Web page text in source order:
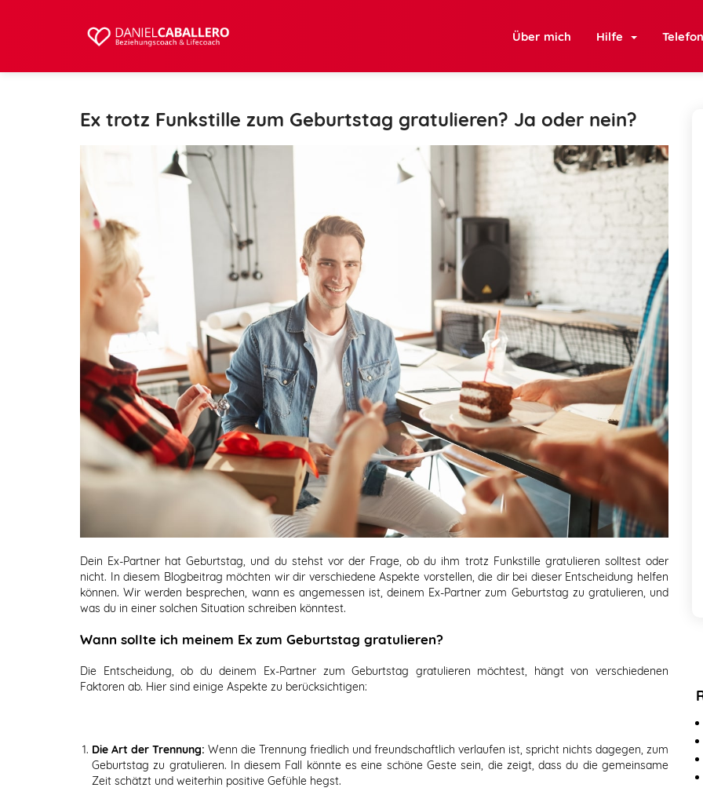
Über mich Hilfe
Ex trotz Funkstille zum Geburtstag gratulieren? Ja oder nein?
Dein Ex-Partner hat Geburtstag, und du stehst vor der Frage, ob du ihm trotz Funkstille gratulieren solltest oder
nicht. In diesem Blogbeitrag möchten wir dir verschiedene Aspekte vorstellen, die dir bei dieser Entscheidung helfen
können. Wir werden besprechen, wann es angemessen ist, deinem Ex-Partner zum Geburtstag zu gratulieren, und
was du in einer solchen Situation schreiben könntest.
Wann sollte ich meinem Ex zum Geburtstag gratulieren?
Die Entscheidung, ob du deinem Ex-Partner zum Geburtstag gratulieren möchtest, hängt von verschiedenen
Faktoren ab. Hier sind einige Aspekte zu berücksichtigen:
Die Art der Trennung: Wenn die Trennung friedlich und freundschaftlich verlaufen ist, spricht nichts dagegen, zum
Geburtstag zu gratulieren. In diesem Fall könnte es eine schöne Geste sein, die zeigt, dass du die gemeinsame
Zeit schätzt und weiterhin positive Gefühle hegst.